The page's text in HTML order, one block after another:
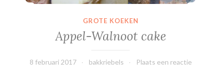
s
GROTE KOEKEN
Appel-Walnoot cake
8 februari 2017 bakkriebels Plaats een reactie